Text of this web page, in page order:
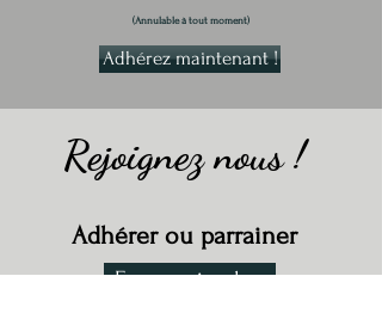
(Annulable à tout moment)
Adhérez maintenant !
Rejoignez nous !
Adhérer ou parrainer
En savoir plus